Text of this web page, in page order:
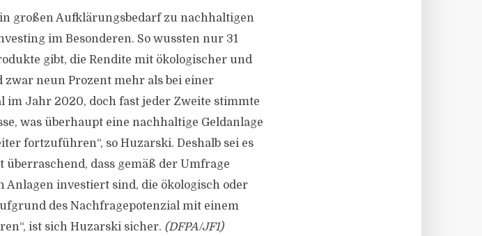
großen Aufklärungsbedarf zu nachhaltigen
im Besonderen. So wussten nur 31
gibt, die Rendite mit ökologischer und
neun Prozent mehr als bei einer
im Jahr 2020, doch fast jeder Zweite stimmte
was überhaupt eine nachhaltige Geldanlage
fortzuführen“, so Huzarski. Deshalb sei es
dass gemäß der Umfrage
investiert sind, die ökologisch oder
des Nachfragepotenzial mit einem
ist sich Huzarski sicher. (DFPA/JF1)